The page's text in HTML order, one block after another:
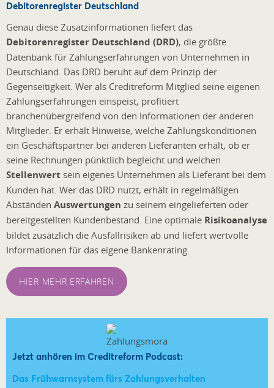
Debitorenregister Deutschland
Genau diese Zusatzinformationen liefert das
Debitorenregister Deutschland (DRD), die größte
Datenbank für Zahlungserfahrungen von Unternehmen in
Deutschland. Das DRD beruht auf dem Prinzip der
Gegenseitigkeit. Wer als Creditreform Mitglied seine eigenen
Zahlungserfahrungen einspeist, profitiert
branchenübergreifend von den Informationen der anderen
Mitglieder. Er erhält Hinweise, welche Zahlungskonditionen
ein Geschäftspartner bei anderen Lieferanten erhält, ob er
seine Rechnungen pünktlich begleicht und welchen
Stellenwert sein eigenes Unternehmen als Lieferant bei dem
Kunden hat. Wer das DRD nutzt, erhält in regelmäßigen
Abständen Auswertungen zu seinem eingelieferten oder
bereitgestellten Kundenbestand. Eine optimale Risikoanalyse
bildet zusätzlich die Ausfallrisiken ab und liefert wertvolle
Informationen für das eigene Bankenrating.
HIER MEHR ERFAHREN
Jetzt anhören im Creditreform Podcast:
Das Frühwarnsystem fürs Zahlungsverhalten